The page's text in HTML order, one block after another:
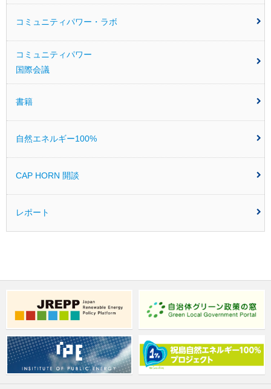
コミュニティパワー・ラボ
コミュニティパワー
国際会議
書籍
自然エネルギー100%
CAP HORN 開談
レポート